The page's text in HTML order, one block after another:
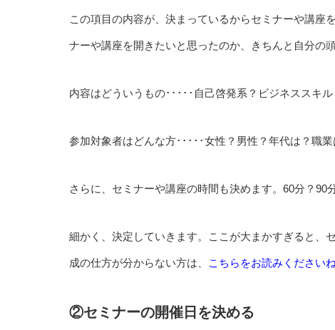
この項目の内容が、決まっているからセミナーや講座
ナーや講座を開きたいと思ったのか、きちんと自分の
内容はどういうもの･････自己啓発系？ビジネススキ
参加対象者はどんな方･････女性？男性？年代は？職
さらに、セミナーや講座の時間も決めます。60分？90
細かく、決定していきます。ここが大まかすぎると、
成の仕方が分からない方は、 こちらをお読みくださいね
②セミナーの開催日を決める